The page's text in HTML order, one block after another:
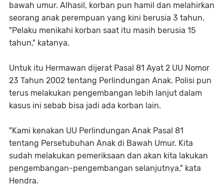
bawah umur. Alhasil, korban pun hamil dan melahirkan
seorang anak perempuan yang kini berusia 3 tahun.
"Pelaku menikahi korban saat itu masih berusia 15
tahun," katanya.
Untuk itu Hermawan dijerat Pasal 81 Ayat 2 UU Nomor
23 Tahun 2002 tentang Perlindungan Anak. Polisi pun
terus melakukan pengembangan lebih lanjut dalam
kasus ini sebab bisa jadi ada korban lain.
"Kami kenakan UU Perlindungan Anak Pasal 81
tentang Persetubuhan Anak di Bawah Umur. Kita
sudah melakukan pemeriksaan dan akan kita lakukan
pengembangan-pengembangan selanjutnya," kata
Hendra.